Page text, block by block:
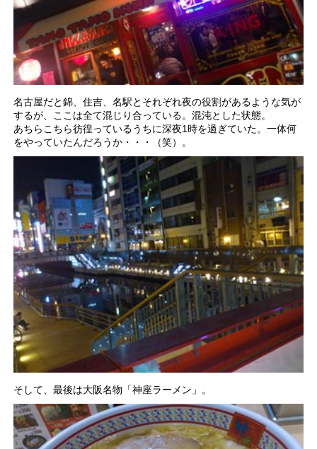
名古屋だと錦、住吉、名駅とそれぞれ夜の役割があるような気が
するが、ここは全て混じり合っている。混沌とした状態。
あちらこちら彷徨っているうちに深夜1時を過ぎていた。一体何
をやっていたんだろうか・・・（笑）。
そして、最後は大阪名物「神座ラーメン」。